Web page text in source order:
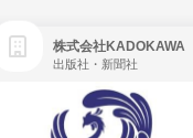
株式会社KADOKAWA
出版社・新聞社